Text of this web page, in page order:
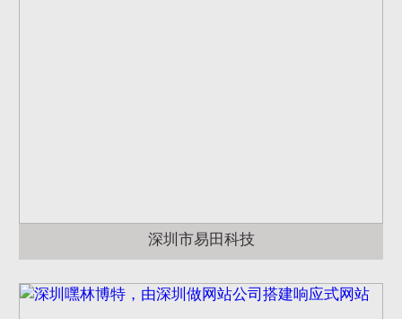
深圳市易田科技